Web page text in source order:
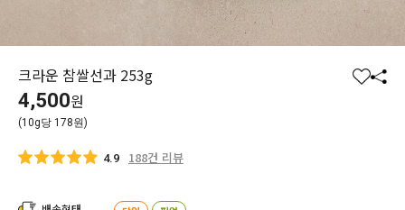
크라운 참쌀선과 253g
찜 공
4,500원
(10g당 178원)
4.9 188건 리뷰